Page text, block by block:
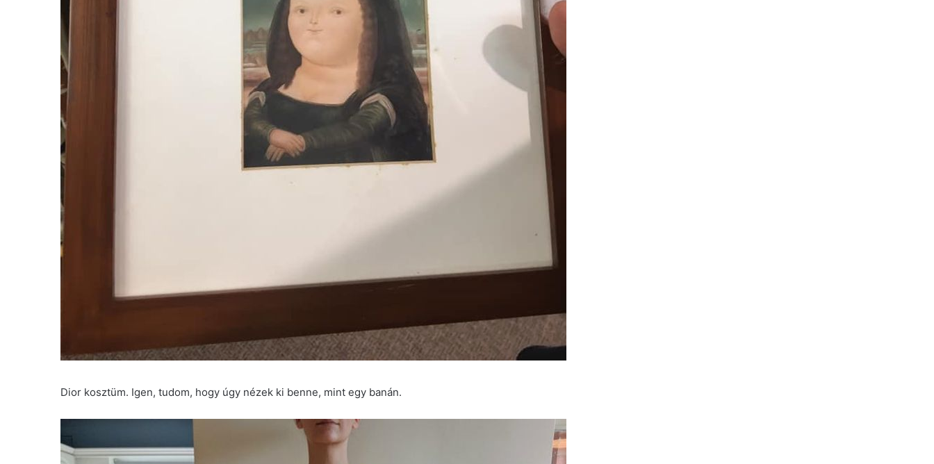
Dior kosztüm. Igen, tudom, hogy úgy nézek ki benne, mint egy banán.